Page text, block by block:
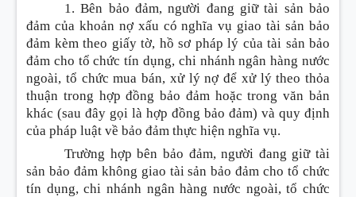
1.Bên bảo đảm,người đang giữ tài sản bảo
đảm của khoản nợ xấu có nghĩa vụ giao tài sản bảo
đảm kèm theo giấy tờ, hồ sơ pháp lý của tài sản bảo
đảm cho tổ chức tín dụng, chi nhánh ngân hàng nước
ngoài, tổ chức mua bán, xử lý nợ để xử lý theo thỏa
thuận trong hợp đồng bảo đảm hoặc trong văn bản
khác (sau đây gọi là hợp đồng bảo đảm) và quy định
của pháp luật về bảo đảm thực hiện nghĩa vụ.
Trường hợp bên bảo đảm, người đang giữ tài
sản bảo đảm không giao tài sản bảo đảm cho tổ chức
tín dụng, chi nhánh ngân hàng nước ngoài, tổ chức